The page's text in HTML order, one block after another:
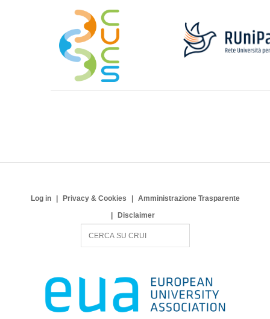
Log in Privacy & Cookies
Amministrazione Trasparente
Disclaimer
c